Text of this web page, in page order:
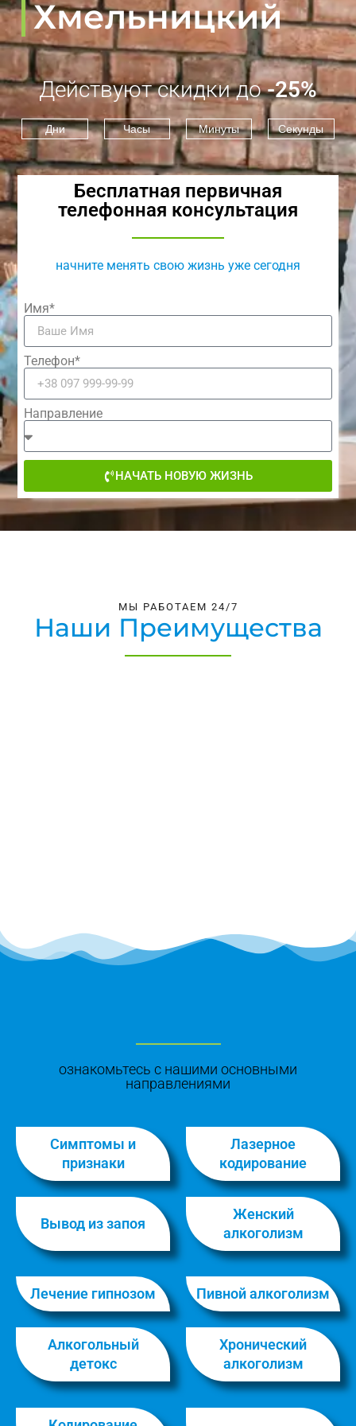
Хмельницкий
Действуют скидки до -25%
Дни Часы Минуты Секунды
Бесплатная первичная
телефонная консультация
начните менять свою жизнь уже сегодня
Имя*
Телефон*
Направление
НАЧАТЬ НОВУЮ ЖИЗНЬ
МЫ РАБОТАЕМ 24/7
Наши Преимущества
ознакомьтесь с нашими основными
направлениями
Симптомы и
признаки
Лазерное
кодирование
Вывод из запоя
Женский
алкоголизм
Лечение гипнозом Пивной алкоголизм
Алкогольный
детокс
Хронический
алкоголизм